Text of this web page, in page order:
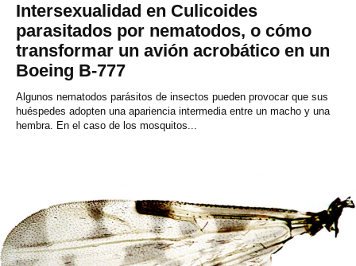
Intersexualidad en Culicoides
parasitados por nematodos, o cómo
transformar un avión acrobático en un
Boeing B-777
Algunos nematodos parásitos de insectos pueden provocar que sus
huéspedes adopten una apariencia intermedia entre un macho y una
hembra. En el caso de los mosquitos...